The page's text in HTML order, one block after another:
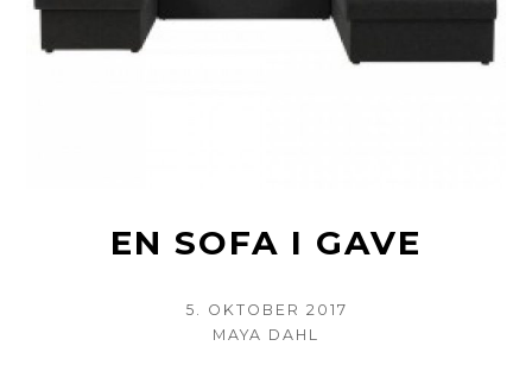
EN SOFA I GAVE
POSTED
5. OKTOBER 2017
AUTHOR
MAYA DAHL